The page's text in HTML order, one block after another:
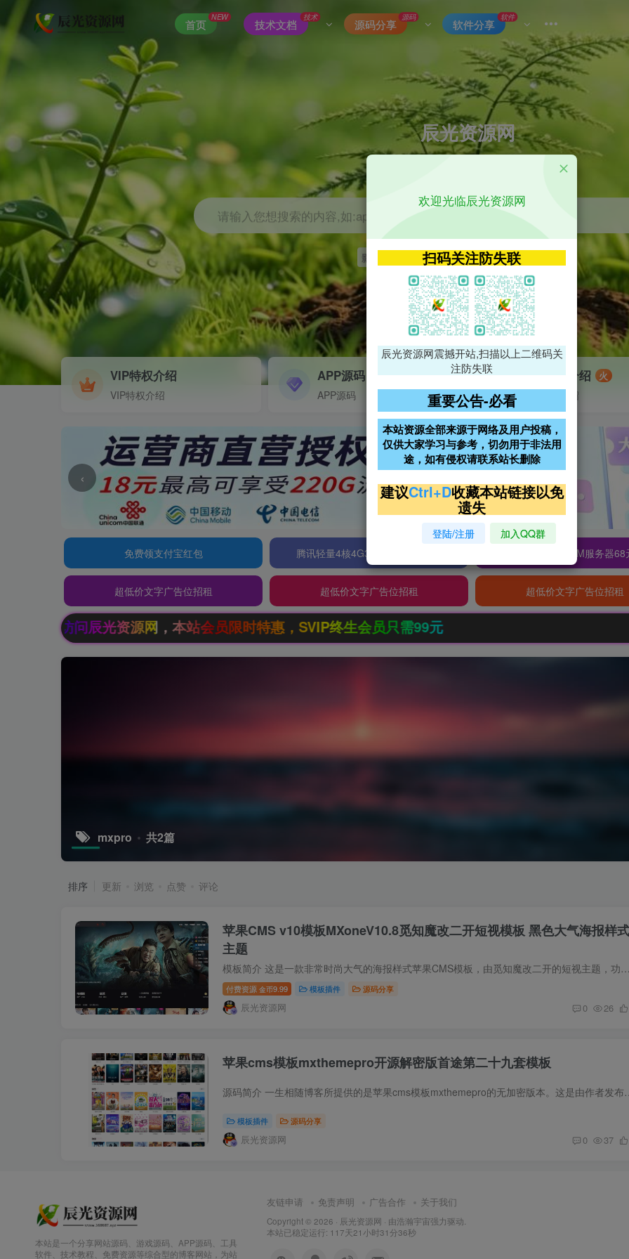
首页
NEW
技术文档
技术
源码分享
源码
软件分享
软件
辰光资源网
优质的网络资源分享平台
请输入您想搜索的内容,如:app源码
影视 神马 getapp 原神
VIP特权介绍
VIP特权介绍
APP源码
APP源码
VIP特权介绍 火
VIP特权介绍
‹
免费领支付宝红包 腾讯轻量4核4G3M服务器38元/年 阿里云2核2G200M服务器
超低价文字广告位招租 超低价文字广告位招租 超低价文字广告位招租
光资源网，本站会员限时特惠，SVIP终生会员只需99元
mxpro 共2篇
排序 更新 浏览 点赞 评论
苹果CMS v10模板MXoneV10.8觅知魔改二开短视模板 黑色大气海报样式
主题
模板简介 这是一款非常时尚大气的海报样式苹果CMS模板，由觅知魔改二开的短视主题，功能强大，具体功能请自行安装后
付费资源 金币9.99 模板插件 源码分享
辰光资源网 0 26
苹果cms模板mxthemepro开源解密版首途第二十九套模板
源码简介 一生相随博客所提供的是苹果cms模板
模板插件 源码分享
辰光资源网 0 37
本站是一个分享网站源码、游戏源码、APP源码、工具
软件、技术教程、免费资源等综合型的博客网站，为站
友链申请 免责声明 广告合作 关于我们
Copyright © 2026 · 辰光资源网 · 由浩瀚宇宙强力驱动.
本站已稳定运行: 117天21小时31分37秒
欢迎光临辰光资源网
扫码关注防失联
辰光资源网震撼开站,扫描以上二维码关
注防失联
重要公告-必看
本站资源全部来源于网络及用户投稿，
仅供大家学习与参考，切勿用于非法用
途，如有侵权请联系站长删除
建议Ctrl+D收藏本站链接以免
遗失
登陆/注册 加入QQ群